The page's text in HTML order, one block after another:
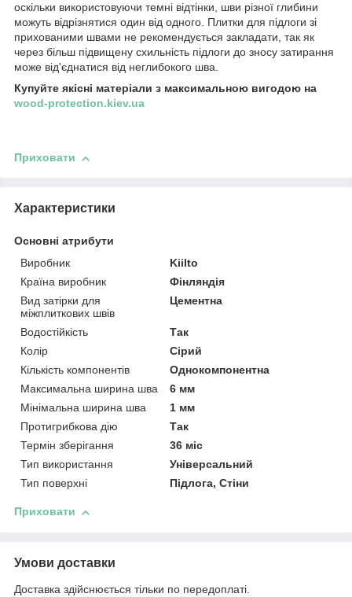
оскільки використовуючи темні відтінки, шви різної глибини
можуть відрізнятися один від одного. Плитки для підлоги зі
прихованими швами не рекомендується закладати, так як
через більш підвищену схильність підлоги до зносу затирання
може від'єднатися від неглибокого шва.
Купуйте якісні матеріали з максимальною вигодою на
wood-protection.kiev.ua
Приховати
Характеристики
Основні атрибути
Виробник
Kiilto
Країна виробник
Фінляндія
Вид затірки для
міжплиткових швів
Цементна
Водостійкість
Так
Колір
Сірий
Кількість компонентів
Однокомпонентна
Максимальна ширина шва
6 мм
Мінімальна ширина шва
1 мм
Протигрибкова дію
Так
Термін зберігання
36 міс
Тип використання
Універсальний
Тип поверхні
Підлога, Стіни
Приховати
Умови доставки
Доставка здійснюється тільки по передоплаті.